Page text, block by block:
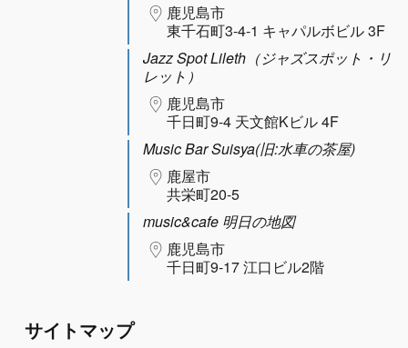
鹿児島市
東千石町3-4-1 キャパルボビル 3F
Jazz Spot Lileth（ジャズスポット・リ
レット）
鹿児島市
千日町9-4 天文館Kビル 4F
Music Bar Suisya(旧:水車の茶屋)
鹿屋市
共栄町20-5
music&cafe 明日の地図
鹿児島市
千日町9-17 江口ビル2階
サイトマップ